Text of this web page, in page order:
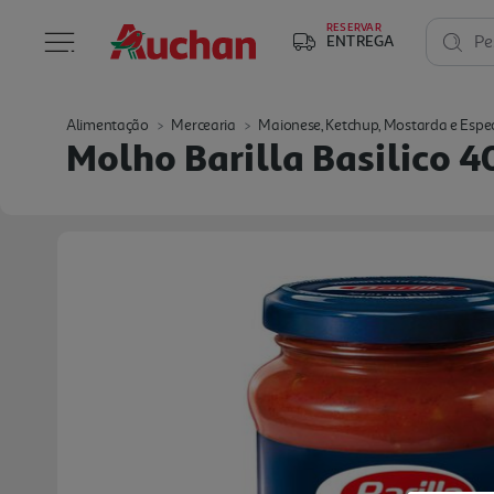
RESERVAR
ENTREGA
Alimentação Mercearia Maionese, Ketchup, Mostarda e
Molho Barilla Basilico